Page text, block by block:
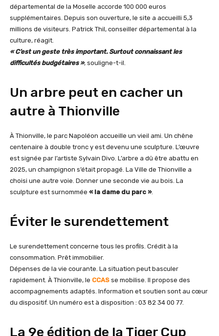
départemental de la Moselle accorde 100 000 euros
supplémentaires. Depuis son ouverture, le site a accueilli 5,3
millions de visiteurs. Patrick Thil, conseiller départemental à la
culture, réagit.
« C’est un geste très important. Surtout connaissant les
difficultés budgétaires », souligne-t-il.
Un arbre peut en cacher un
autre à Thionville
À Thionville, le parc Napoléon accueille un vieil ami. Un chêne
centenaire à double tronc y est devenu une sculpture. L’œuvre
est signée par l’artiste Sylvain Divo. L’arbre a dû être abattu en
2025, un champignon s’était propagé. La Ville de Thionville a
choisi une autre voie. Donner une seconde vie au bois. La
sculpture est surnommée « la dame du parc ».
Éviter le surendettement
Le surendettement concerne tous les profils. Crédit à la
consommation. Prêt immobilier.
Dépenses de la vie courante. La situation peut basculer
rapidement. À Thionville, le CCAS se mobilise. Il propose des
accompagnements adaptés. Information et soutien sont au cœur
du dispositif. Un numéro est à disposition : 03 82 34 00 77.
La 9e édition de la Tiger Cup